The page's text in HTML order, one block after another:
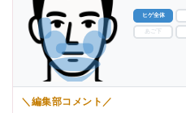
ヒゲ全体
あご下
＼編集部コメント／